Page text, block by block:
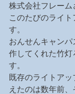
株式会社フレーム
このたびのライ
す。
おんせんキャンパ
作してくれた竹灯
す。
既存のライトア
えたのは数年前